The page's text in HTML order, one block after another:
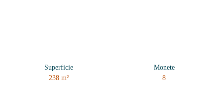
Superficie
238m²
Monete
8